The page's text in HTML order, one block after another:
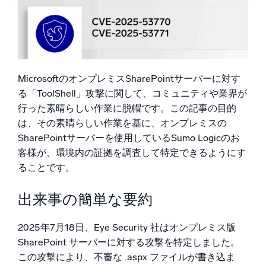
AI/ML 搭載
インテリジェントセキュリティ運用
SIEM
脅威を迅速に発見し、より賢く対応
セキュリティ用ログ
強力なログ可視化でクラウドセキュリティを解放
ダイナミックオブザーバビリティ
監視とトラブルシューティング
包括的な可視性で検出・解決
Sumo Logicでの監視と検知について見ていきましょ
う。
Sumo Logic Cloud SIEM 検知
ローカルルール形成に関する検出理論の提案
参考文献および追加情報
MicrosoftのオンプレミスSharePointサーバーに対す
る「ToolShell」攻撃に関して、コミュニティや業界が
行った素晴らしい作業に脱帽です。この記事の目的
は、その素晴らしい作業を基に、オンプレミスの
SharePointサーバーを使用しているSumo Logicのお
客様が、環境内の証拠を調査して特定できるようにす
ることです。
出来事の簡単な要約
2025年7月18日、Eye Security 社はオンプレミス版
SharePoint サーバーに対する攻撃を特定しました。
この攻撃により、不審な .aspx ファイルが書き込ま